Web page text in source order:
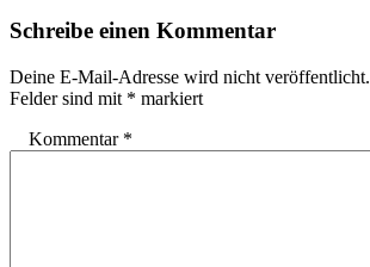
Schreibe einen Kommentar
Deine E-Mail-Adresse wird nicht veröffentlicht.
Felder sind mit * markiert
Kommentar *